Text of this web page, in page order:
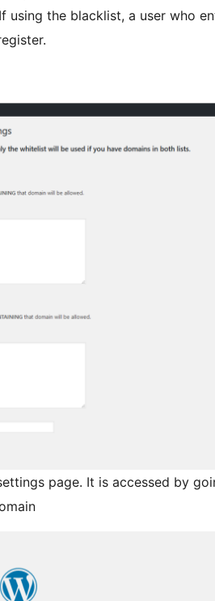
the blacklist, a user who
page. It is accessed by